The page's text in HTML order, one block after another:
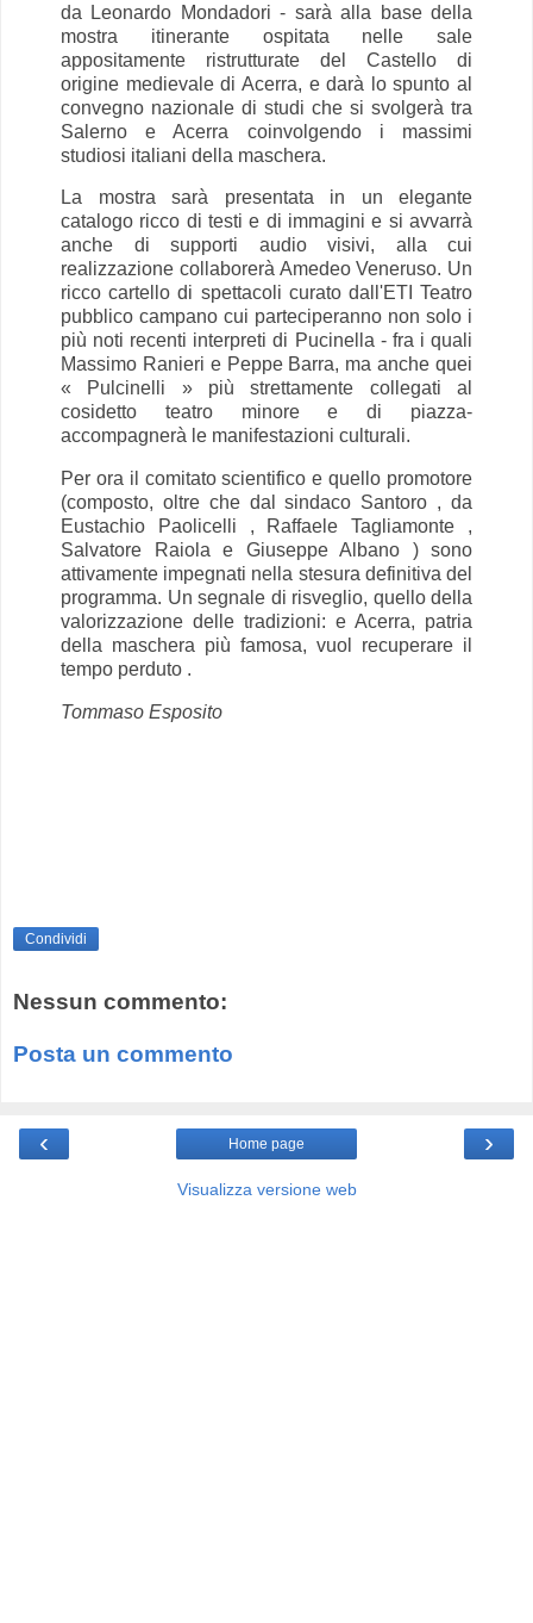
da Leonardo Mondadori - sarà alla base della
mostra itinerante ospitata nelle sale
appositamente ristrutturate del Castello di
origine medievale di Acerra, e darà lo spunto al
convegno nazionale di studi che si svolgerà tra
Salerno e Acerra coinvolgendo i massimi
studiosi italiani della maschera.
La mostra sarà presentata in un elegante
catalogo ricco di testi e di immagini e si avvarrà
anche di supporti audio visivi, alla cui
realizzazione collaborerà Amedeo Veneruso. Un
ricco cartello di spettacoli curato dall'ETI Teatro
pubblico campano cui parteciperanno non solo i
più noti recenti interpreti di Pucinella - fra i quali
Massimo Ranieri e Peppe Barra, ma anche quei
« Pulcinelli » più strettamente collegati al
cosidetto teatro minore e di piazza-
accompagnerà le manifestazioni culturali.
Per ora il comitato scientifico e quello promotore
(composto, oltre che dal sindaco Santoro , da
Eustachio Paolicelli , Raffaele Tagliamonte ,
Salvatore Raiola e Giuseppe Albano ) sono
attivamente impegnati nella stesura definitiva del
programma. Un segnale di risveglio, quello della
valorizzazione delle tradizioni: e Acerra, patria
della maschera più famosa, vuol recuperare il
tempo perduto .
Tommaso Esposito
Condividi
Nessun commento:
Posta un commento
‹ ›
Home page
Visualizza versione web